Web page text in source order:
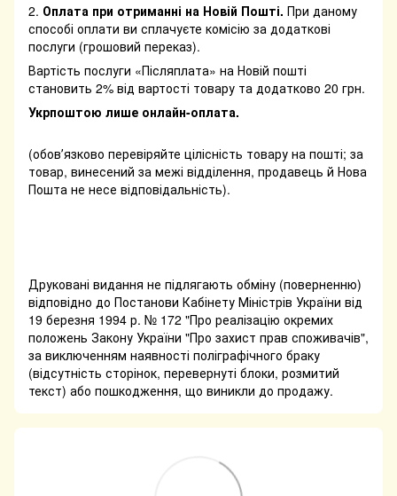
2. Оплата при отриманні на Новій Пошті. При даному
способі оплати ви сплачуєте комісію за додаткові
послуги (грошовий переказ).
Вартість послуги «Післяплата» на Новій пошті
становить 2% від вартості товару та додатково 20 грн.
Укрпоштою лише онлайн-оплата.
(обовʼязково перевіряйте цілісність товару на пошті; за
товар, винесений за межі відділення, продавець й Нова
Пошта не несе відповідальність).
Друковані видання не підлягають обміну (поверненню)
відповідно до Постанови Кабінету Міністрів України від
19 березня 1994 р. № 172 "Про реалізацію окремих
положень Закону України "Про захист прав споживачів",
за виключенням наявності поліграфічного браку
(відсутність сторінок, перевернуті блоки, розмитий
текст) або пошкодження, що виникли до продажу.